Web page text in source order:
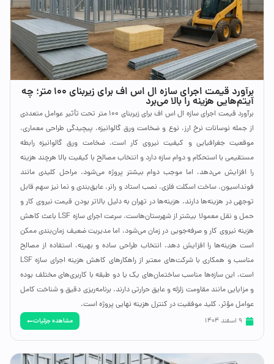
برآورد قیمت اجرای سازه ال اس اف برای زیربنای ۱۰۰ متر؛ چه
آیتم‌هایی هزینه را بالا می‌برد
برآورد قیمت اجرای سازه ال اس اف برای زیربنای ۱۰۰ متر تحت تأثیر عوامل متعددی
از جمله نوسانات نرخ ارز، نوع و ضخامت ورق گالوانیزه، پیچیدگی طراحی معماری،
موقعیت جغرافیایی و کیفیت نیروی کار است. ضخامت ورق گالوانیزه رابطه
مستقیمی با استحکام و دوام سازه دارد و انتخاب مصالح با کیفیت بالا هرچند هزینه
را افزایش می‌دهد، اما موجب دوام بیشتر پروژه می‌شود. مراحل کلیدی مانند
فونداسیون، ساخت اسکلت فلزی، نصب استاد و رانر، عایق‌بندی و نما نیز سهم قابل
توجهی در هزینه‌ها دارند. هزینه‌ها در تهران به دلیل بالاتر بودن قیمت نیروی کار و
حمل و نقل معمولا بیشتر از شهرستان‌هاست. سرعت اجرای سازه LSF باعث کاهش
هزینه نیروی کار و صرفه‌جویی در زمان می‌شود، اما مدیریت ضعیف زمان‌بندی ممکن
است هزینه‌ها را افزایش دهد. انتخاب طراحی ساده و بهینه، استفاده از مصالح
مناسب و همکاری با شرکت‌های معتبر از راهکارهای کاهش هزینه اجرای سازه LSF
است. این سازه‌ها مناسب ساختمان‌های یک یا دو طبقه با کاربری‌های مختلف بوده
و مزایایی مانند مقاومت زلزله و عایق حرارتی دارند. برنامه‌ریزی دقیق و شناخت کامل
عوامل مؤثر، کلید موفقیت در کنترل هزینه نهایی پروژه است.
9 اسفند 1404 مشاهده جزئیات